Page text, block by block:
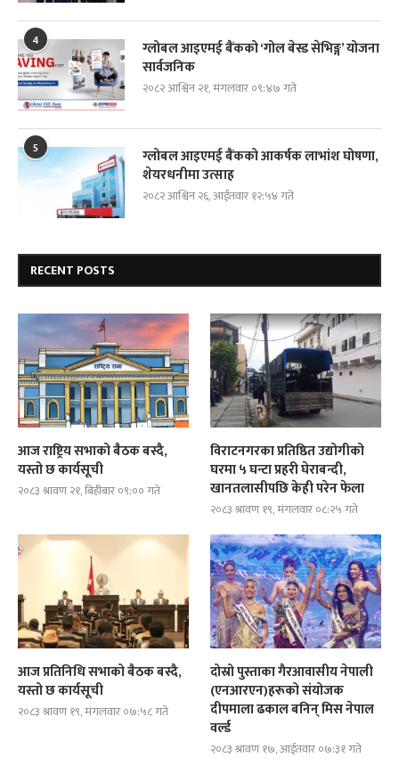
4
ग्लोबल आइएमई बैंकको ‘गोल बेस्ड सेभिङ्ग’ योजना
सार्वजनिक
२०८२ आश्विन २१, मंगलवार ०९:४७ गते
5
ग्लोबल आइएमई बैंकको आकर्षक लाभांश घोषणा,
शेयरधनीमा उत्साह
२०८२ आश्विन २६, आईतवार १२:५४ गते
RECENT POSTS
आज राष्ट्रिय सभाको बैठक बस्दै,
यस्तो छ कार्यसूची
२०८३ श्रावण २१, बिहीबार ०९:०० गते
विराटनगरका प्रतिष्ठित उद्योगीको
घरमा ५ घन्टा प्रहरी घेराबन्दी,
खानतलासीपछि केही परेन फेला
२०८३ श्रावण १९, मंगलवार ०८:२५ गते
आज प्रतिनिधि सभाको बैठक बस्दै,
यस्तो छ कार्यसूची
२०८३ श्रावण १९, मंगलवार ०७:५८ गते
दोस्रो पुस्ताका गैरआवासीय नेपाली
(एनआरएन)हरूको संयोजक
दीपमाला ढकाल बनिन् मिस नेपाल
वर्ल्ड
२०८३ श्रावण १७, आईतवार ०७:३१ गते